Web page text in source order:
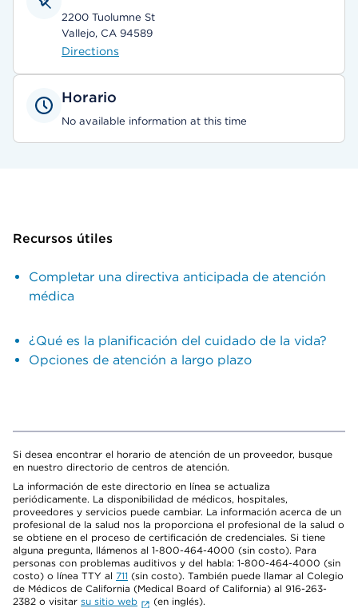
2200 Tuolumne St
Vallejo, CA 94589
Directions
Horario
No available information at this time
Recursos útiles
Completar una directiva anticipada de atención
médica
¿Qué es la planificación del cuidado de la vida?
Opciones de atención a largo plazo
Si desea encontrar el horario de atención de un proveedor, busque
en nuestro directorio de centros de atención.
La información de este directorio en línea se actualiza
periódicamente. La disponibilidad de médicos, hospitales,
proveedores y servicios puede cambiar. La información acerca de un
profesional de la salud nos la proporciona el profesional de la salud o
se obtiene en el proceso de certificación de credenciales. Si tiene
alguna pregunta, llámenos al 1-800-464-4000 (sin costo). Para
personas con problemas auditivos y del habla: 1-800-464-4000 (sin
costo) o línea TTY al 711 (sin costo). También puede llamar al Colegio
de Médicos de California (Medical Board of California) al 916-263-
2382 o visitar su sitio web
(en inglés).